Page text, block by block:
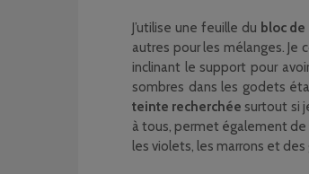
J’utilise une feuille du bloc
autres pour les mélanges. Je
inclinant le support pour
sombres dans les godets
teinte recherchée surtout si
à tous, permet également de
les violets, les marrons et des